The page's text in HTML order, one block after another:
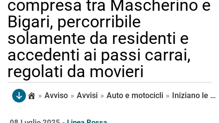
compresa tra Mascherino e
Bigari, percorribile
solamente da residenti e
accedenti ai passi carrai,
regolati da movieri
» Avviso » Avvisi » Auto e motocicli » Iniziano le attività notturne, in giornate non continuative, per la posa delle rotaie in via della Liberazione. Durante le operazioni chiude integralmente la porzione compresa tra Mascherino e Bigari, percorribile solamente da residenti e accedenti ai passi carrai, regolati da movieri